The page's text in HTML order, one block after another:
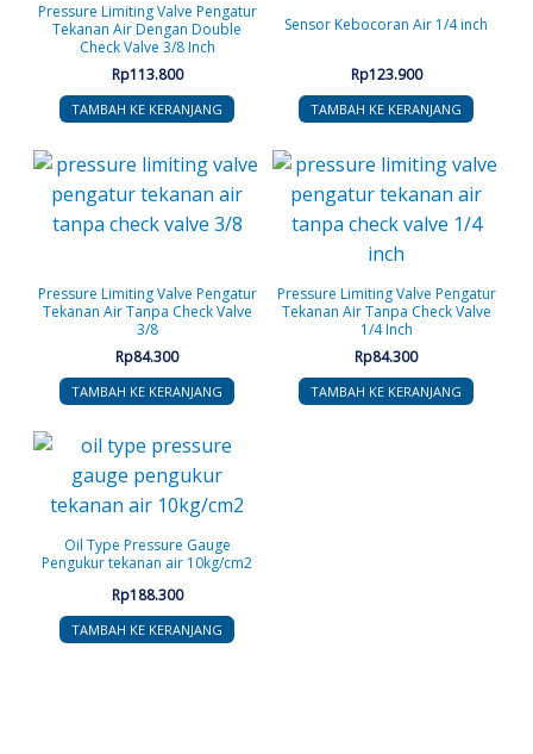
Pressure Limiting Valve Pengatur
Tekanan Air Dengan Double
Check Valve 3/8 Inch
Rp113.800
TAMBAH KE KERANJANG
Sensor Kebocoran Air 1/4 inch
Rp123.900
TAMBAH KE KERANJANG
Pressure Limiting Valve Pengatur
Tekanan Air Tanpa Check Valve
3/8
Rp84.300
TAMBAH KE KERANJANG
Pressure Limiting Valve Pengatur
Tekanan Air Tanpa Check Valve
1/4 Inch
Rp84.300
TAMBAH KE KERANJANG
Oil Type Pressure Gauge
Pengukur tekanan air 10kg/cm2
Rp188.300
TAMBAH KE KERANJANG